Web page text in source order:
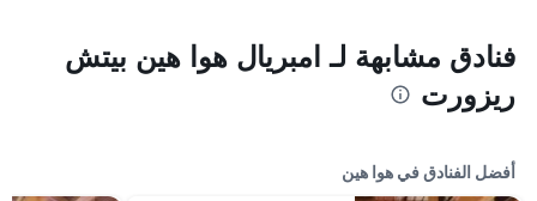
فنادق مشابهة لـ امبريال هوا هين بيتش
ريزورت
أفضل الفنادق في هوا هين